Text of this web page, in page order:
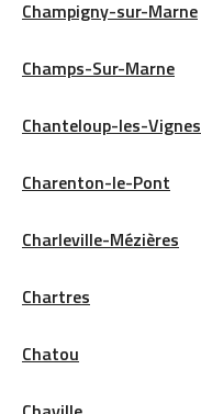
Champigny-sur-Marne
Champs-Sur-Marne
Chanteloup-les-Vignes
Charenton-le-Pont
Charleville-Mézières
Chartres
Chatou